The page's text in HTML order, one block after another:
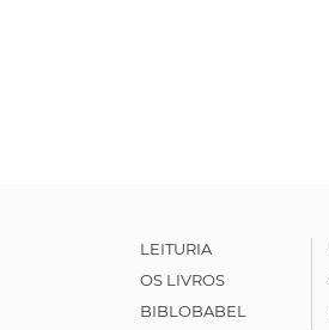
LEITURIA
OS LIVROS
BIBLOBABEL